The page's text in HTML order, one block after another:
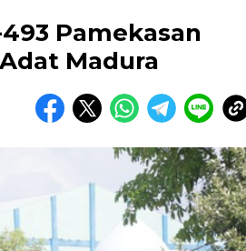
Pamekasan
Madura